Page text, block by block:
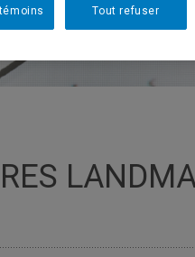
Tout refuser